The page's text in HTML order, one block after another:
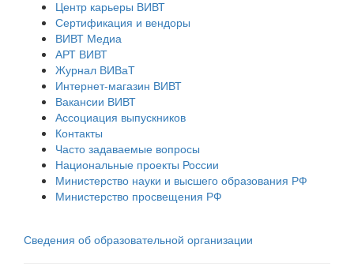
Центр карьеры ВИВТ
Сертификация и вендоры
ВИВТ Медиа
АРТ ВИВТ
Журнал ВИВаТ
Интернет-магазин ВИВТ
Вакансии ВИВТ
Ассоциация выпускников
Контакты
Часто задаваемые вопросы
Национальные проекты России
Министерство науки и высшего образования РФ
Министерство просвещения РФ
Сведения об образовательной организации